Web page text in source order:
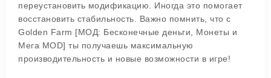
переустановить модификацию. Иногда это помогает
восстановить стабильность. Важно помнить, что с
Golden Farm [МОД: Бесконечные деньги, Монеты и
Мега MOD] ты получаешь максимальную
производительность и новые возможности в игре!